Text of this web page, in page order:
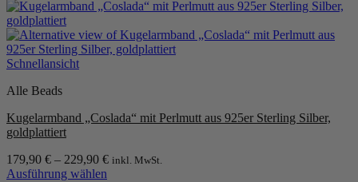
Schnellansicht
Alle Beads
Kugelarmband „Coslada“ mit Perlmutt aus 925er Sterling Silber,
goldplattiert
179,90 € – 229,90 € inkl. MwSt.
Ausführung wählen